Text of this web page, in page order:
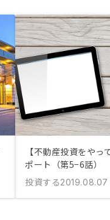
【不動産投資をやっ
ポート（第5−6話）
投資する2019.08.07